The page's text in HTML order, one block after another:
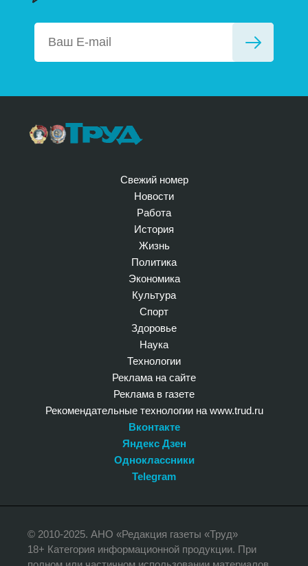
Свежий номер
Новости
Работа
История
Жизнь
Политика
Экономика
Культура
Спорт
Здоровье
Наука
Технологии
Реклама на сайте
Реклама в газете
Рекомендательные технологии на www.trud.ru
Вконтакте
Яндекс Дзен
Одноклассники
Telegram
© 2010-2025. АНО «Редакция газеты «Труд»
18+ Категория информационной продукции. При